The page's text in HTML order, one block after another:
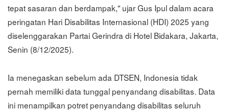
tepat sasaran dan berdampak," ujar Gus Ipul dalam acara
peringatan Hari Disabilitas Internasional (HDI) 2025 yang
diselenggarakan Partai Gerindra di Hotel Bidakara, Jakarta,
Senin (8/12/2025).
Ia menegaskan sebelum ada DTSEN, Indonesia tidak
pernah memiliki data tunggal penyandang disabilitas. Data
ini menampilkan potret penyandang disabilitas seluruh